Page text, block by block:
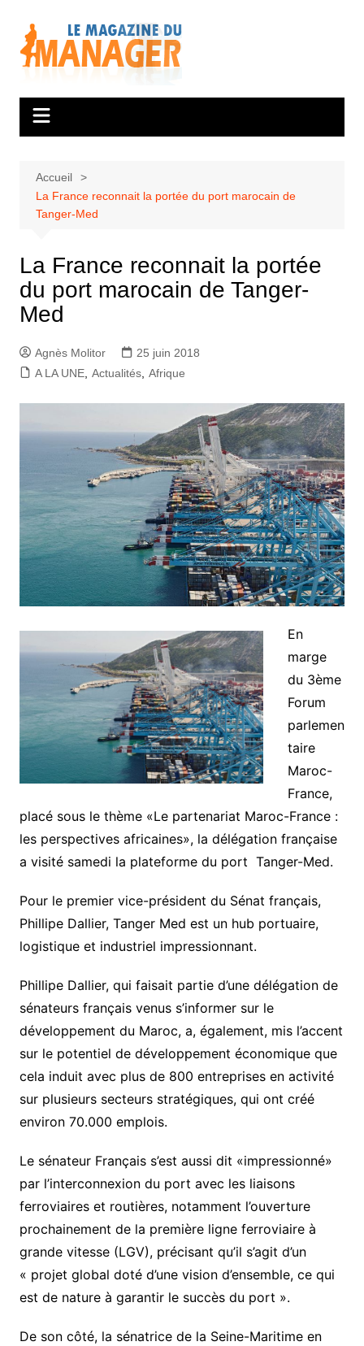
contenu
Accueil
La France reconnait la portée du port marocain de
Tanger-Med
La France reconnait la portée
du port marocain de Tanger-
Med
Agnès Molitor
25 juin 2018
A LA UNE, Actualités, Afrique
En
marge
du 3ème
Forum
parlemen
taire
Maroc-
France,
placé sous le thème «Le partenariat Maroc-France :
les perspectives africaines», la délégation française
a visité samedi la plateforme du port Tanger-Med.
Pour le premier vice-président du Sénat français,
Phillipe Dallier, Tanger Med est un hub portuaire,
logistique et industriel impressionnant.
Phillipe Dallier, qui faisait partie d’une délégation de
sénateurs français venus s’informer sur le
développement du Maroc, a, également, mis l’accent
sur le potentiel de développement économique que
cela induit avec plus de 800 entreprises en activité
sur plusieurs secteurs stratégiques, qui ont créé
environ 70.000 emplois.
Le sénateur Français s’est aussi dit «impressionné»
par l’interconnexion du port avec les liaisons
ferroviaires et routières, notamment l’ouverture
prochainement de la première ligne ferroviaire à
grande vitesse (LGV), précisant qu’il s’agit d’un
« projet global doté d’une vision d’ensemble, ce qui
est de nature à garantir le succès du port ».
De son côté, la sénatrice de la Seine-Maritime en